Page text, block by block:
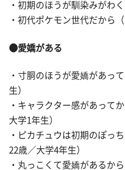
・初期のほうが馴染みがわ
・初代ポケモン世代だから
●愛嬌がある
・寸胴のほうが愛嬌があっ
生）
・キャラクター感があって
大学1年生）
・ピカチュウは初期のぽっ
22歳／大学4年生）
・丸っこくて愛嬌があるか